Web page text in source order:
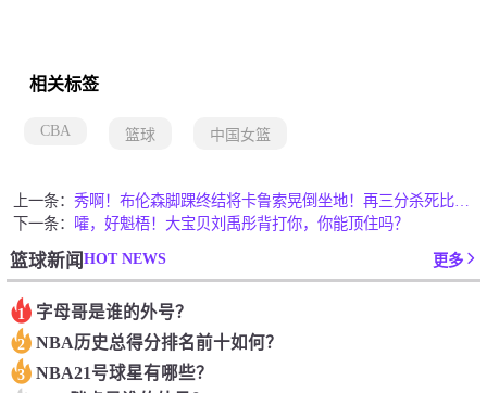
相关标签
CBA 篮球 中国女篮
上一条：
秀啊！布伦森脚踝终结将卡鲁索晃倒坐地！再三分杀死比赛（布伦森集锦）
下一条：
嚯，好魁梧！大宝贝刘禹彤背打你，你能顶住吗？
篮球新闻HOT NEWS 更多
1 字母哥是谁的外号？
2 NBA历史总得分排名前十如何？
3 NBA21号球星有哪些？